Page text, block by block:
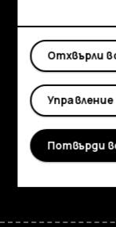
Изследвайте
Информация
Planet and
Поддръжка
Facebook
Отхвърли
Потвърди